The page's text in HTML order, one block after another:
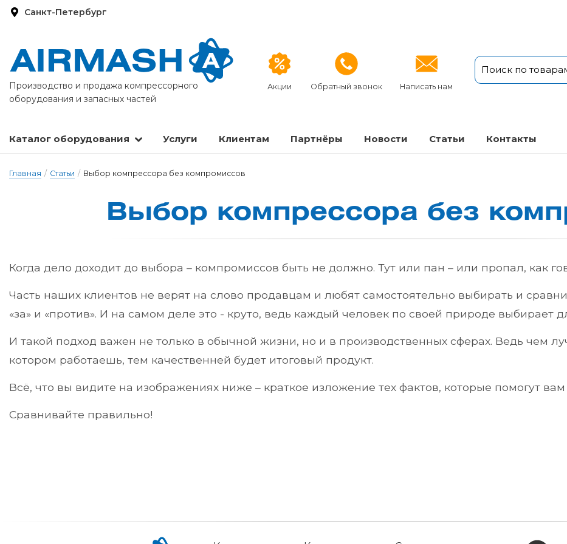
Санкт-Петербург
Производство и продажа компрессорного
оборудования и запасных частей
Акции Обратный звонок Написать нам
Каталог оборудования Услуги Клиентам Партнёры Новости Статьи Кон­так­ты
Главная / Статьи / Выбор компрессора без компромиссов
Выбор компрес­со­ра без
Когда дело доходит до выбора – компромиссов быть не должно. Тут или пан – или пропал, как
Часть наших клиентов не верят на слово продавцам и любят самостоятельно выбирать и
«за» и «против». И на самом деле это - круто, ведь каждый человек по своей природе выбирает
И такой подход важен не только в обычной жизни, но и в производственных сферах. Ведь чем
котором работаешь, тем качественней будет итоговый продукт.
Всё, что вы видите на изображениях ниже – краткое изложение тех фактов, которые помогут
Сравнивайте правильно!